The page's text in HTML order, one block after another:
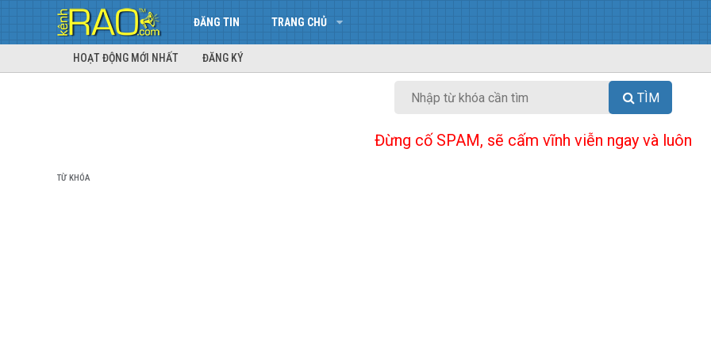
ĐĂNG TIN TRANG CHỦ
HOẠT ĐỘNG MỚI NHẤT ĐĂNG KÝ
TÌM
Đừng cố SPAM, sẽ cấm vĩnh viễn ngay và luôn
TỪ KHÓA